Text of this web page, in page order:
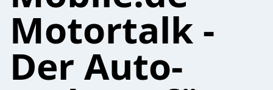
Motortalk -
Der Auto-